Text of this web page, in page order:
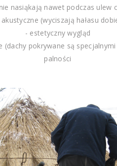
nasiąkają nawet podczas ulew
(wyciszają hałasu
- estetyczny wygląd
(dachy pokrywane są
palności